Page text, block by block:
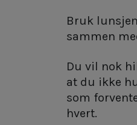
Bruk
sammen
Du vil nok
at du ikke
som
hvert.